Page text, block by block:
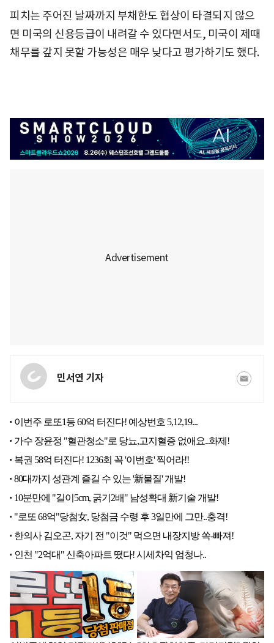
피치는 주어진 날짜까지 부채한도 협상이 타결되지 않으
면 미국의 신용등급이 내려갈 수 있다면서도, 미국이 제때
채무를 갚지 못할 가능성은 매우 낮다고 평가하기도 했다.
민서연 기자